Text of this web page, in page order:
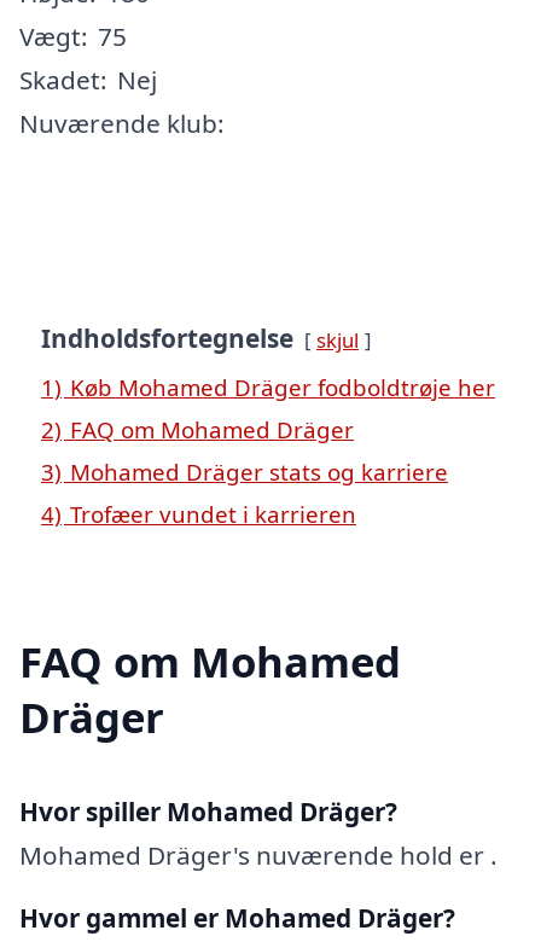
Vægt: 75
Skadet: Nej
Nuværende klub:
Indholdsfortegnelse skjul
1) Køb Mohamed Dräger fodboldtrøje her
2) FAQ om Mohamed Dräger
3) Mohamed Dräger stats og karriere
4) Trofæer vundet i karrieren
FAQ om Mohamed
Dräger
Hvor spiller Mohamed Dräger?
Mohamed Dräger's nuværende hold er .
Hvor gammel er Mohamed Dräger?